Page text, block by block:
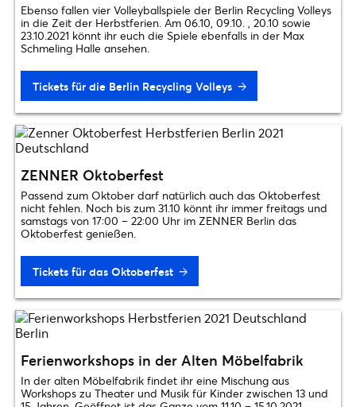
Ebenso fallen vier Volleyballspiele der Berlin Recycling Volleys
in die Zeit der Herbstferien. Am 06.10, 09.10. , 20.10 sowie
23.10.2021 könnt ihr euch die Spiele ebenfalls in der Max
Schmeling Halle ansehen.
Tickets für die Berlin Recycling Volleys
ZENNER Oktoberfest
Passend zum Oktober darf natürlich auch das Oktoberfest
nicht fehlen. Noch bis zum 31.10 könnt ihr immer freitags und
samstags von 17:00 – 22:00 Uhr im ZENNER Berlin das
Oktoberfest genießen.
Tickets für das Oktoberfest
Ferienworkshops in der Alten Möbelfabrik
In der alten Möbelfabrik findet ihr eine Mischung aus
Workshops zu Theater und Musik für Kinder zwischen 13 und